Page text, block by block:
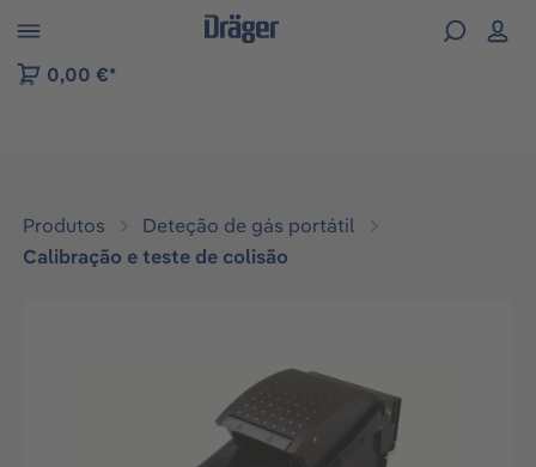
to B2B platform navigation
0,00 €*
Produtos
Deteção de gás portátil
Calibração e teste de colisão